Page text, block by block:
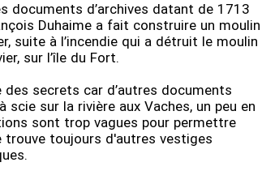
documents d’archives datant de 1713
Duhaime a fait construire un moulin
suite à l’incendie qui a détruit le moulin
sur l’île du Fort.
secrets car d’autres documents
scie sur la rivière aux Vaches, un peu en
sont trop vagues pour permettre
trouve toujours d'autres vestiges